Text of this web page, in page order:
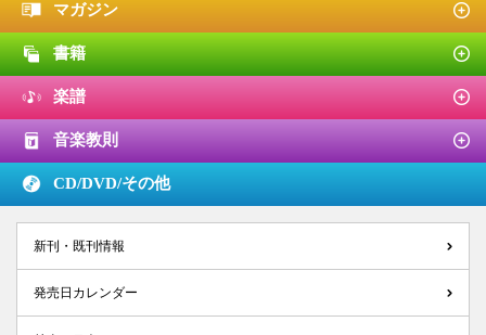
マガジン
書籍
楽譜
音楽教則
CD/DVD/その他
新刊・既刊情報
発売日カレンダー